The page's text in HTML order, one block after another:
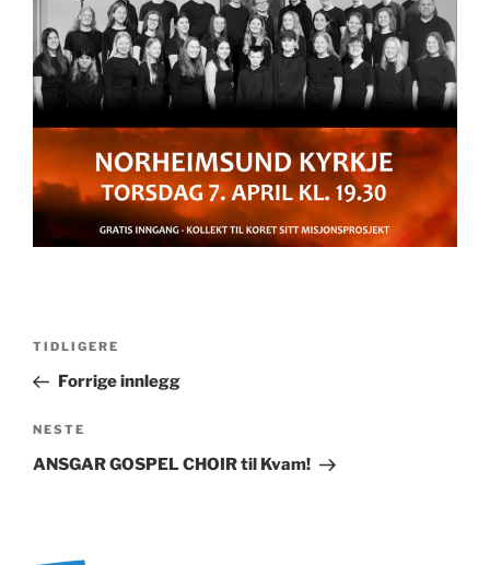
Innleggsnavigasjon
Forrige
innlegg
TIDLIGERE
Forrige innlegg
Neste
innlegg
NESTE
ANSGAR GOSPEL CHOIR til Kvam!